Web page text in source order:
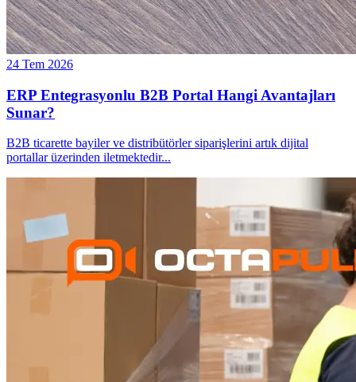
24 Tem 2026
ERP Entegrasyonlu B2B Portal Hangi Avantajları
Sunar?
B2B ticarette bayiler ve distribütörler siparişlerini artık dijital
portallar üzerinden iletmektedir...